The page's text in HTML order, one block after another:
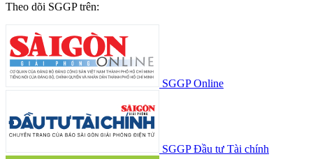
Theo dõi SGGP trên:
SGGP Online
SGGP Đầu tư Tài chính